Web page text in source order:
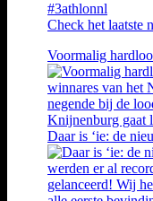
#3athlonnl
Check het laatste
Voormalig
Daar is ‘ie: de